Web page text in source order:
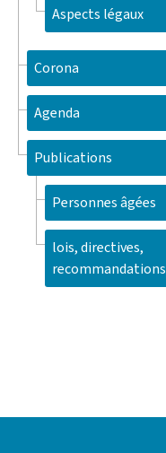
Aspects légaux
Corona
Agenda
Publications
Personnes âgées
lois, directives,
recommandations